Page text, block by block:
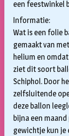
een feestwinkel
Informatie:
Wat is een folie
gemaakt van
helium en
ziet dit soort
Schiphol. Door
zelfsluitende
deze ballon
bijna een maand
gewichtje kun je